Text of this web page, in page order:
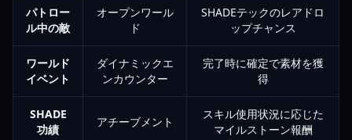
パトロー
ル中の敵
オープンワール
ド
SHADEテックのレアドロ
ップチャンス
ワールド
イベント
ダイナミックエ
ンカウンター
完了時に確定で素材を獲
得
SHADE
功績
アチーブメント
スキル使用状況に応じた
マイルストーン報酬